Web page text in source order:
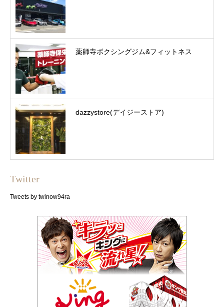
薬師寺ボクシングジム&フィットネス
dazzystore(デイジーストア)
Twitter
Tweets by twinow94ra